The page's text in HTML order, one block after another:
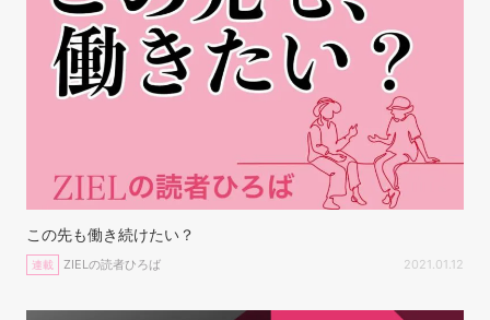
この先も働き続けたい？
連載 ZIELの読者ひろば 2021.01.12